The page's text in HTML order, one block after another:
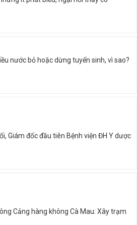
nước bỏ hoặc dừng tuyển sinh, vì sao?
Giám đốc đầu tiên Bệnh viện ĐH Y dược
Cảng hàng không Cà Mau: Xây trạm